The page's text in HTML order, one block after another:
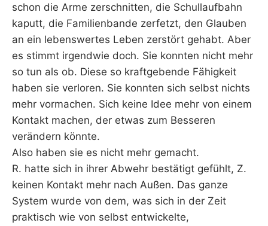
schon die Arme zerschnitten, die Schullaufbahn
kaputt, die Familienbande zerfetzt, den Glauben
an ein lebenswertes Leben zerstört gehabt. Aber
es stimmt irgendwie doch. Sie konnten nicht mehr
so tun als ob. Diese so kraftgebende Fähigkeit
haben sie verloren. Sie konnten sich selbst nichts
mehr vormachen. Sich keine Idee mehr von einem
Kontakt machen, der etwas zum Besseren
verändern könnte.
Also haben sie es nicht mehr gemacht.
R. hatte sich in ihrer Abwehr bestätigt gefühlt, Z.
keinen Kontakt mehr nach Außen. Das ganze
System wurde von dem, was sich in der Zeit
praktisch wie von selbst entwickelte,